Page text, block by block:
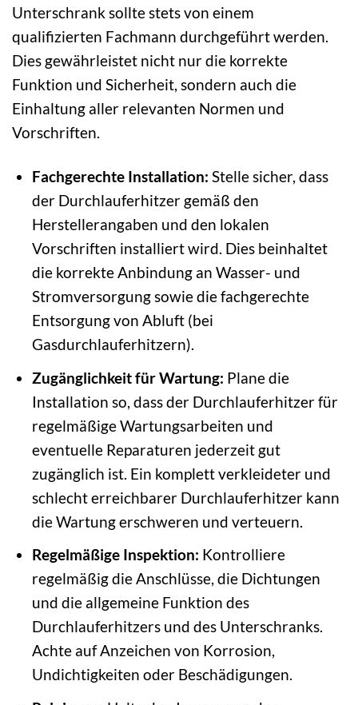
Unterschrank sollte stets von einem
qualifizierten Fachmann durchgeführt werden.
Dies gewährleistet nicht nur die korrekte
Funktion und Sicherheit, sondern auch die
Einhaltung aller relevanten Normen und
Vorschriften.
Fachgerechte Installation: Stelle sicher, dass
der Durchlauferhitzer gemäß den
Herstellerangaben und den lokalen
Vorschriften installiert wird. Dies beinhaltet
die korrekte Anbindung an Wasser- und
Stromversorgung sowie die fachgerechte
Entsorgung von Abluft (bei
Gasdurchlauferhitzern).
Zugänglichkeit für Wartung: Plane die
Installation so, dass der Durchlauferhitzer für
regelmäßige Wartungsarbeiten und
eventuelle Reparaturen jederzeit gut
zugänglich ist. Ein komplett verkleideter und
schlecht erreichbarer Durchlauferhitzer kann
die Wartung erschweren und verteuern.
Regelmäßige Inspektion: Kontrolliere
regelmäßig die Anschlüsse, die Dichtungen
und die allgemeine Funktion des
Durchlauferhitzers und des Unterschranks.
Achte auf Anzeichen von Korrosion,
Undichtigkeiten oder Beschädigungen.